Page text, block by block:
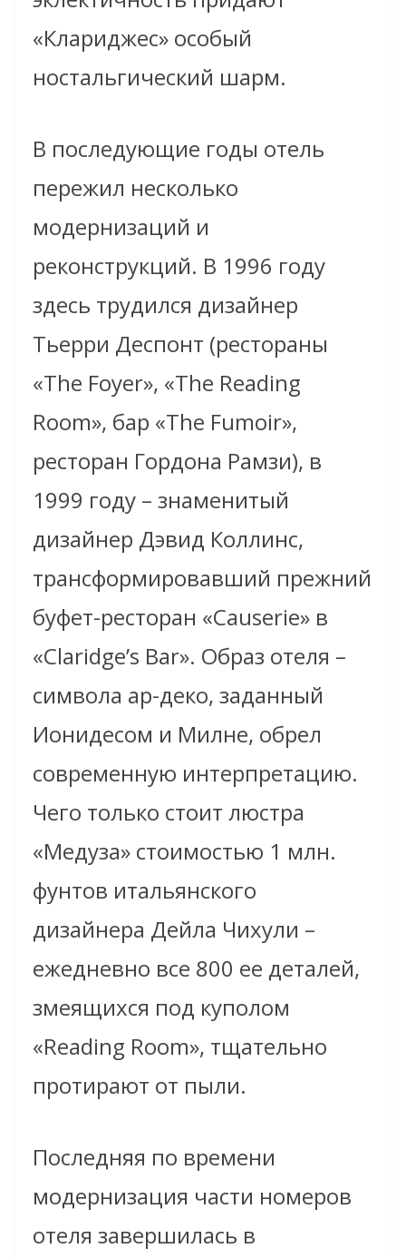
«Клариджес» особый
ностальгический шарм.
В последующие годы отель
пережил несколько
модернизаций и
реконструкций. В 1996 году
здесь трудился дизайнер
Тьерри Деспонт (рестораны
«The Foyer», «The Reading
Room», бар «The Fumoir»,
ресторан Гордона Рамзи), в
1999 году – знаменитый
дизайнер Дэвид Коллинс,
трансформировавший прежний
буфет-ресторан «Causerie» в
«Claridge’s Bar». Образ отеля –
символа ар-деко, заданный
Ионидесом и Милне, обрел
современную интерпретацию.
Чего только стоит люстра
«Медуза» стоимостью 1 млн.
фунтов итальянского
дизайнера Дейла Чихули –
ежедневно все 800 ее деталей,
змеящихся под куполом
«Reading Room», тщательно
протирают от пыли.
Последняя по времени
модернизация части номеров
отеля завершилась в